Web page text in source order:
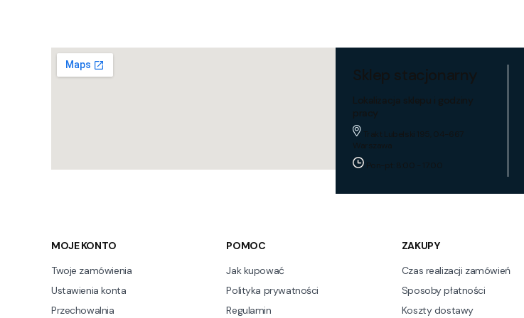
Sklep stacjonarny
Lokalizacja sklepu i godziny
pracy
Trakt Lubelski 195, 04-667
Warszawa
Pon-pt: 8:00 - 17:00
Linki w stopce
MOJE KONTO
Twoje zamówienia
Ustawienia konta
Przechowalnia
POMOC
Jak kupować
Polityka prywatności
Regulamin
ZAKUPY
Czas realizacji zamówień
Sposoby płatności
Koszty dostawy